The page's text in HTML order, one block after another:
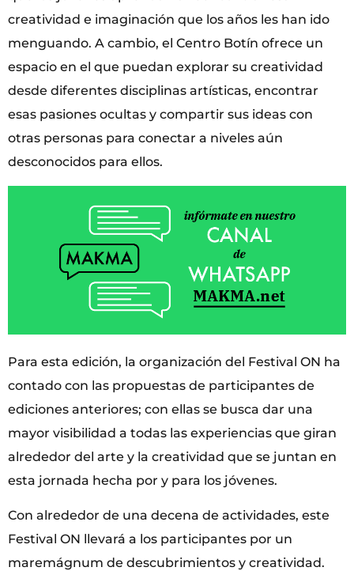
creatividad e imaginación que los años les han ido
menguando. A cambio, el Centro Botín ofrece un
espacio en el que puedan explorar su creatividad
desde diferentes disciplinas artísticas, encontrar
esas pasiones ocultas y compartir sus ideas con
otras personas para conectar a niveles aún
desconocidos para ellos.
Para esta edición, la organización del Festival ON ha
contado con las propuestas de participantes de
ediciones anteriores; con ellas se busca dar una
mayor visibilidad a todas las experiencias que giran
alrededor del arte y la creatividad que se juntan en
esta jornada hecha por y para los jóvenes.
Con alrededor de una decena de actividades, este
Festival ON llevará a los participantes por un
maremágnum de descubrimientos y creatividad.